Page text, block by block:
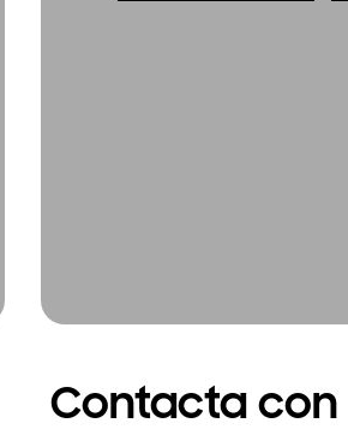
Contacta